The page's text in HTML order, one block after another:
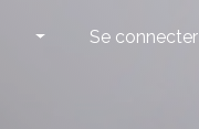
Se connecter